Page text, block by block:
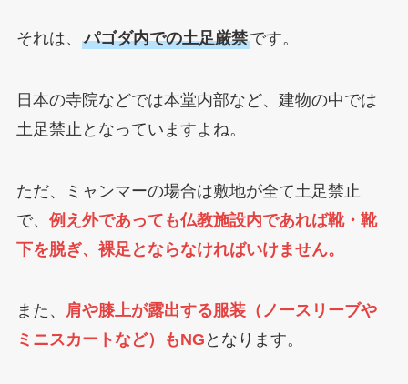
それは、 パゴダ内での土足厳禁です。
日本の寺院などでは本堂内部など、建物の中では
土足禁止となっていますよね。
ただ、ミャンマーの場合は敷地が全て土足禁止
で、 例え外であっても仏教施設内であれば靴・靴
下を脱ぎ、裸足とならなければいけません。
また、 肩や膝上が露出する服装（ノースリーブや
ミニスカートなど）もNG となります。